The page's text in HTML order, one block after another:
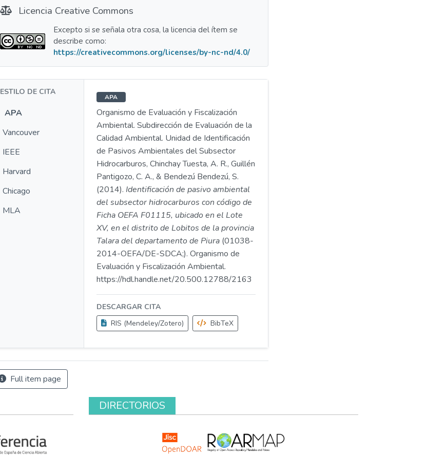
Licencia Creative Commons
Excepto si se señala otra cosa, la licencia del ítem se
describe como:
https://creativecommons.org/licenses/by-nc-nd/4.0/
ESTILO DE CITA
APA
Vancouver
IEEE
Harvard
Chicago
MLA
APA
Organismo de Evaluación y Fiscalización
Ambiental. Subdirección de Evaluación de la
Calidad Ambiental. Unidad de Identificación
de Pasivos Ambientales del Subsector
Hidrocarburos, Chinchay Tuesta, A. R., Guillén
Pantigozo, C. A., & Bendezú Bendezú, S.
(2014). Identificación de pasivo ambiental
del subsector hidrocarburos con código de
Ficha OEFA F01115, ubicado en el Lote
XV, en el distrito de Lobitos de la provincia
Talara del departamento de Piura (01038-
2014-OEFA/DE-SDCA;). Organismo de
Evaluación y Fiscalización Ambiental.
https://hdl.handle.net/20.500.12788/2163
DESCARGAR CITA
RIS (Mendeley/Zotero)
BibTeX
Full item page
DIRECTORIOS